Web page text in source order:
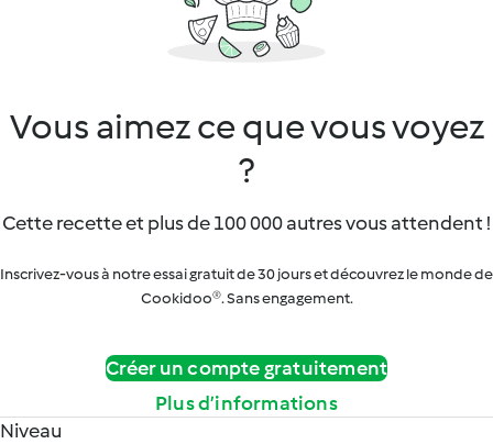
Vous aimez ce que vous voyez
?
Cette recette et plus de 100 000 autres vous attendent !
Inscrivez-vous à notre essai gratuit de 30 jours et découvrez le monde de
Cookidoo®. Sans engagement.
Créer un compte gratuitement
Plus d’informations
Niveau